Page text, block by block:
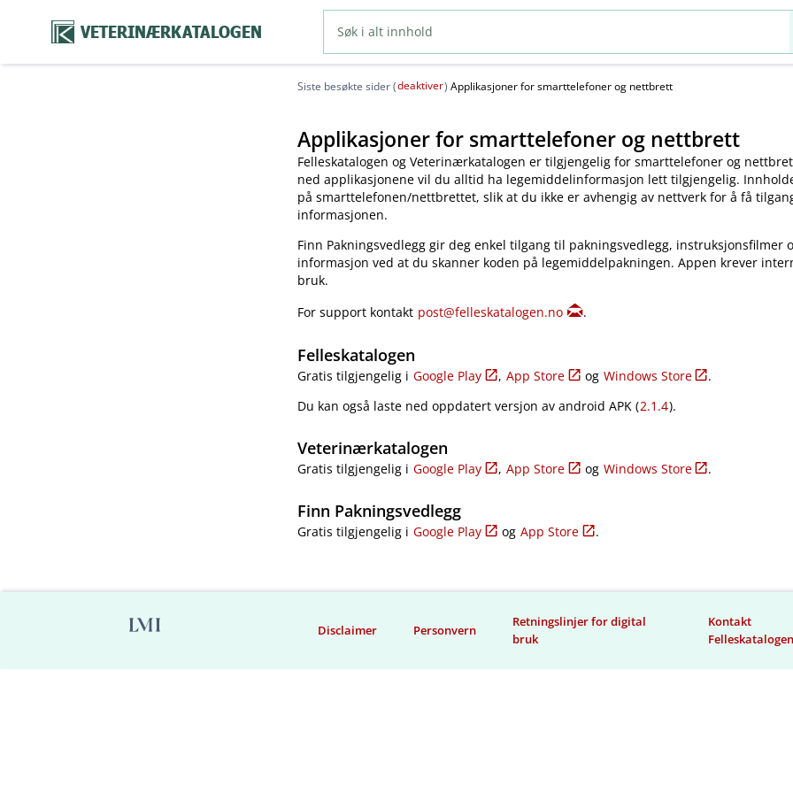
VETERINÆRKATALOGEN
Siste besøkte sider (deaktiver) Applikasjoner for smarttelefoner og nettbrett
Applikasjoner for smarttelefoner og nettbrett
Felleskatalogen og Veterinærkatalogen er tilgjengelig for smarttelefoner og
ned applikasjonene vil du alltid ha legemiddelinformasjon lett tilgjengelig.
på smarttelefonen​/​nettbrettet, slik at du ikke er avhengig av nettverk for å få
informasjonen.
Finn Pakningsvedlegg gir deg enkel tilgang til pakningsvedlegg, instruksjonsfilmer
informasjon ved at du skanner koden på legemiddelpakningen. Appen krever
bruk.
For support kontakt post@felleskatalogen.no .
Felleskatalogen
Gratis tilgjengelig i Google Play , App Store og Windows Store
.
Du kan også laste ned oppdatert versjon av android APK (2.1.4).
Veterinærkatalogen
Gratis tilgjengelig i Google Play , App Store og Windows Store .
Finn Pakningsvedlegg
Gratis tilgjengelig i Google Play og App Store .
Disclaimer Personvern
Retningslinjer for digital
bruk
Kontakt
Felleskatalogen